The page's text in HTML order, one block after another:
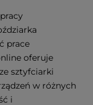
prace
oferuje
sztyfciarki
w różnych
i